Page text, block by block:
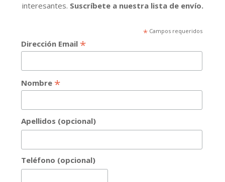
interesantes. Suscríbete a nuestra lista de envío.
*Campos requeridos
Dirección Email *
Nombre *
Apellidos (opcional)
Teléfono (opcional)